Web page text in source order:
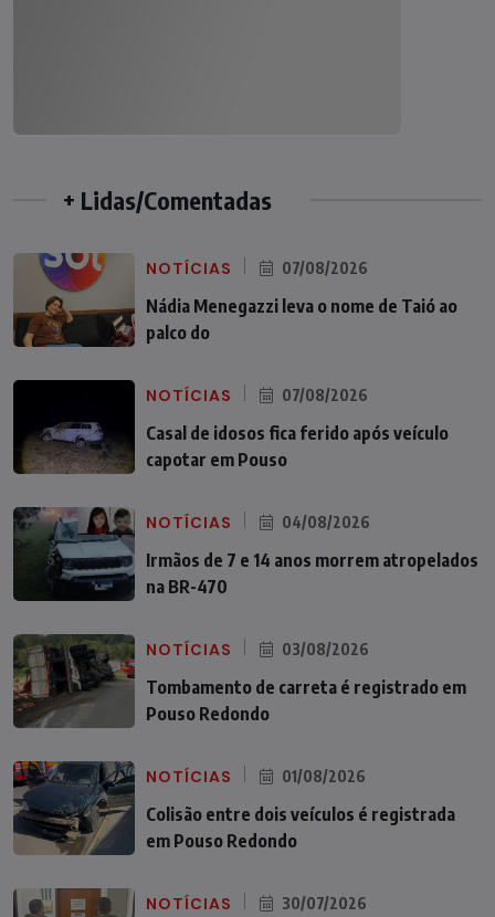
+ Lidas/Comentadas
NOTÍCIAS 07/08/2026
Nádia Menegazzi leva o nome de Taió ao
palco do
NOTÍCIAS 07/08/2026
Casal de idosos fica ferido após veículo
capotar em Pouso
NOTÍCIAS 04/08/2026
Irmãos de 7 e 14 anos morrem atropelados
na BR-470
NOTÍCIAS 03/08/2026
Tombamento de carreta é registrado em
Pouso Redondo
NOTÍCIAS 01/08/2026
Colisão entre dois veículos é registrada
em Pouso Redondo
NOTÍCIAS 30/07/2026